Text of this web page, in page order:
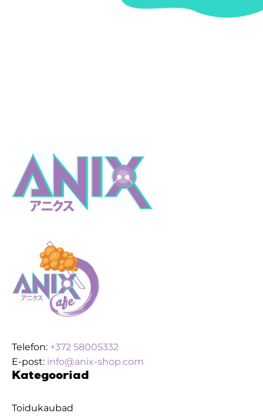
Telefon: +372 58005332
E-post: info@anix-shop.com
Kategooriad
Toidukaubad